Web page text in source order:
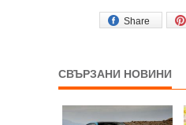
Share
СВЪРЗАНИ НОВИНИ